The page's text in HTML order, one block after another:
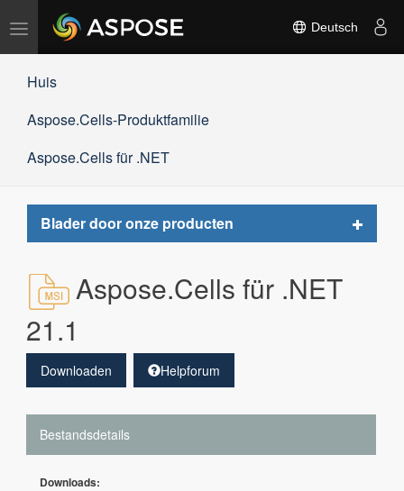
Navigation
umschalten
Deutsch
Huis
Aspose.Cells-Produktfamilie
Aspose.Cells für .NET
Blader door onze producten
Toggle
Aspose.Cells für .NET
21.1
Downloaden Helpforum
Bestandsdetails
Downloads: